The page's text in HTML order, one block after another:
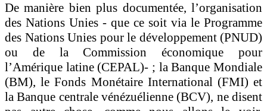
De manière bien plus documentée, l’organisation
des Nations Unies - que ce soit via le Programme
des Nations Unies pour le développement (PNUD)
ou de la Commission économique pour
l’Amérique latine (CEPAL)- ; la Banque Mondiale
(BM), le Fonds Monétaire International (FMI) et
la Banque centrale vénézuélienne (BCV), ne disent